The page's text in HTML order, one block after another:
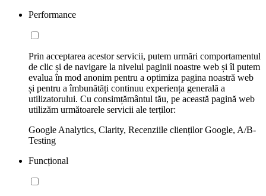
Performance
Prin acceptarea acestor servicii, putem urmări comportamentul
de clic și de navigare la nivelul paginii noastre web și îl putem
evalua în mod anonim pentru a optimiza pagina noastră web
și pentru a îmbunătăți continuu experiența generală a
utilizatorului. Cu consimțământul tău, pe această pagină web
utilizăm următoarele servicii ale terților:
Google Analytics, Clarity, Recenziile clienților Google, A/B-
Testing
Funcțional